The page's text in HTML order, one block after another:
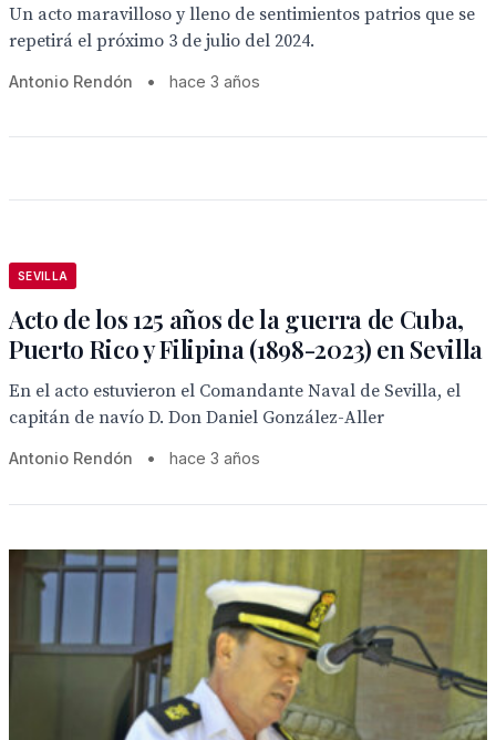
Un acto maravilloso y lleno de sentimientos patrios que se
repetirá el próximo 3 de julio del 2024.
Antonio Rendón • hace 3 años
SEVILLA
Acto de los 125 años de la guerra de Cuba,
Puerto Rico y Filipina (1898-2023) en Sevilla
En el acto estuvieron el Comandante Naval de Sevilla, el
capitán de navío D. Don Daniel González-Aller
Antonio Rendón • hace 3 años